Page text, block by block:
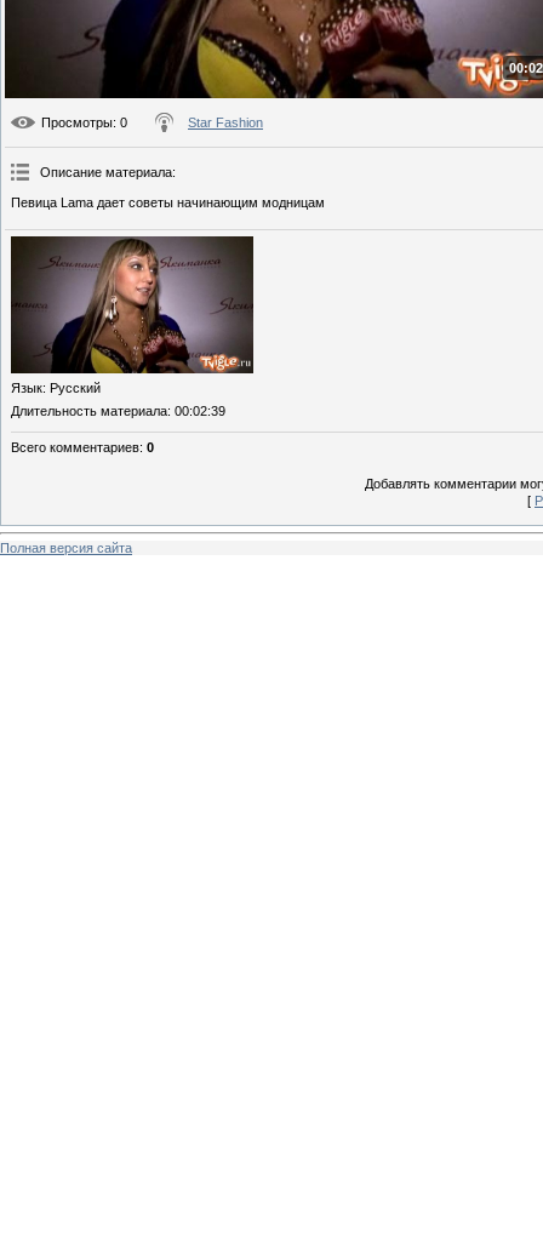
Просмотры: 0 Star Fashion
Описание материала:
Певица Lama дает советы начинающим модницам
Язык: Русский
Длительность материала: 00:02:39
Всего комментариев: 0
Добавлять комментарии
[
Полная версия сайта